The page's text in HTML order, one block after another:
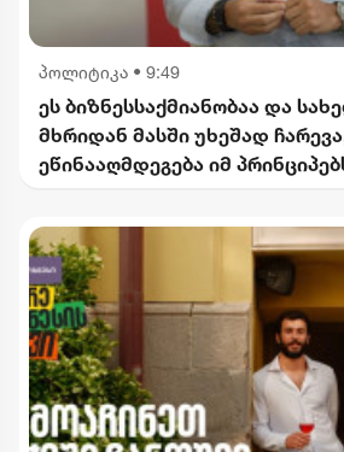
პოლიტიკა • 9:49
ეს ბიზნესსაქმიანობაა და
მხრიდან მასში უხეშად
ეწინააღმდეგება იმ
"ინტერრაოს" დასანქცირებაზე